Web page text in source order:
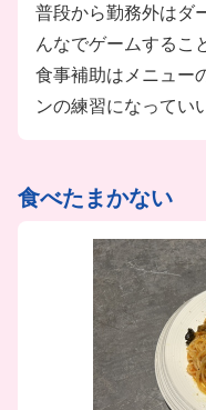
＼ほかにも素敵な
★大手企業の安心感
★充実した環境＆福
★STAFFみんな仲良
普段から勤務外はダ
んなでゲームするこ
食事補助はメニュー
ンの練習になってい
食べたまかない